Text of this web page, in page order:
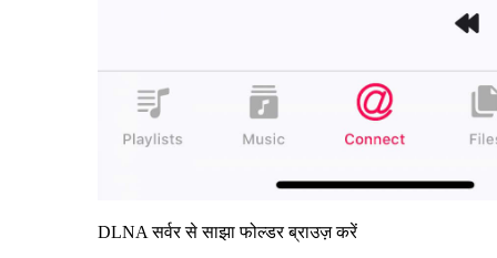
DLNA सर्वर से साझा फोल्डर ब्राउज़ करें